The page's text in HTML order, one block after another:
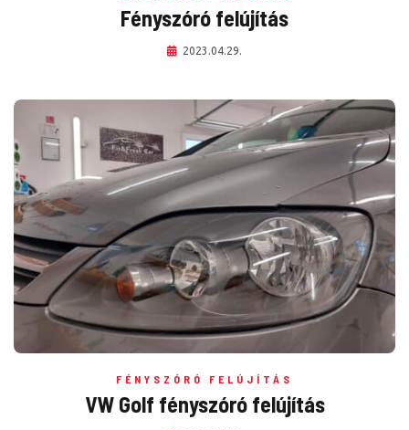
Fényszóró felújítás
2023.04.29.
FÉNYSZÓRÓ FELÚJÍTÁS
VW Golf fényszóró felújítás